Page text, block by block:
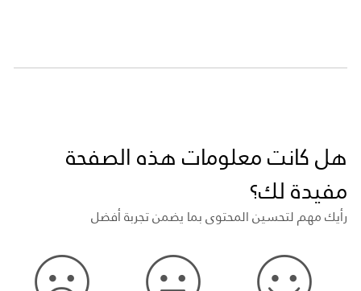
هل كانت معلومات هذه الصفحة
مفيدة لك؟
رأيك مهم لتحسين المحتوى بما يضمن تجربة أفضل